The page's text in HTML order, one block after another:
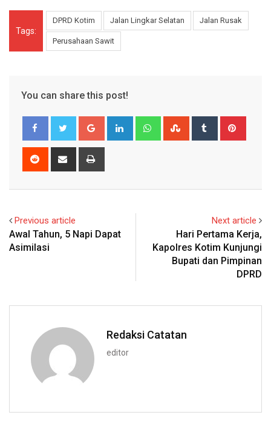
Tags:
DPRD Kotim Jalan Lingkar Selatan Jalan Rusak
Perusahaan Sawit
You can share this post!
Google+ LinkedIn WhatsappStumbleUpon
Tumblr
Reddit
Share
Previous article
Awal Tahun, 5 Napi Dapat
Asimilasi
Next article
Hari Pertama Kerja,
Kapolres Kotim Kunjungi
Bupati dan Pimpinan
DPRD
Redaksi Catatan
editor